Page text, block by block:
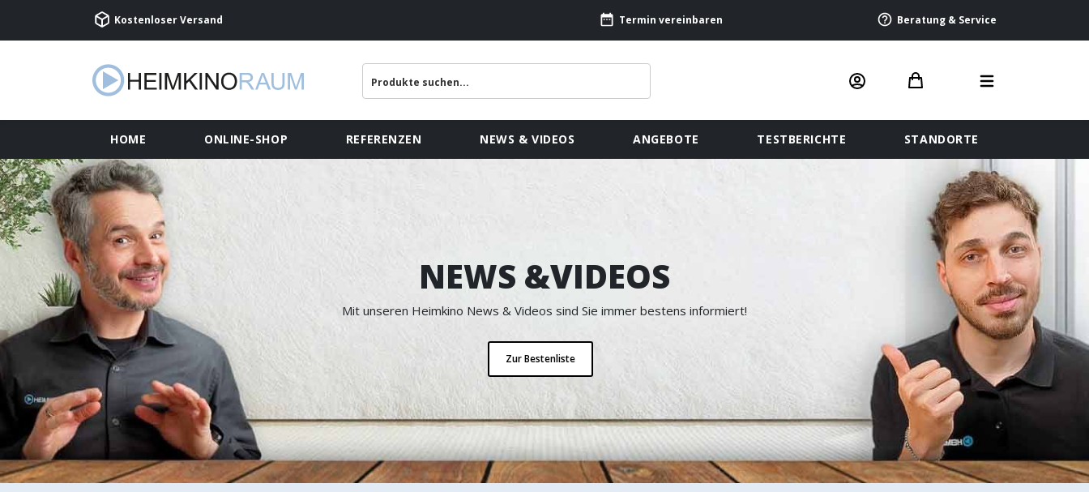
Kostenloser Versand Termin vereinbaren Beratung & Service
HOME ONLINE-SHOP REFERENZEN NEWS & VIDEOS ANGEBOTE TESTBERICHTE STANDORTE
NEWS &VIDEOS
Mit unseren Heimkino News & Videos sind Sie immer bestens informiert!
Zur Bestenliste